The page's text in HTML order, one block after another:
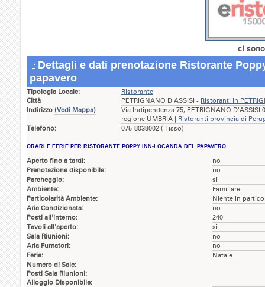
ci
Dettagli e dati prenotazione Ristorante
papavero
Tipologia Locale:
Ristorante
Città
PETRIGNANO D'ASSISI - Ristoranti in
Indirizzo (Vedi Mappa)
Via Indipendenza 75, PETRIGNANO D'ASSISI
regione UMBRIA | Ristoranti provincia di
Telefono:
075-8038002 ( Fisso)
ORARI E FERIE PER RISTORANTE POPPY INN-LOCANDA DEL PAPAVERO
Aperto fino a tardi:
no
Prenotazione disponibile:
no
Parcheggio:
si
Ambiente:
Familiare
Particolarità Ambiente:
Niente in
Aria Condizionata:
no
Posti all'interno:
240
Tavoli all'aperto:
si
Sala Riunioni:
no
Aria Fumatori:
no
Ferie:
Natale
Numero di Sale:
Posti Sala Riunioni:
Alloggio Disponibile: